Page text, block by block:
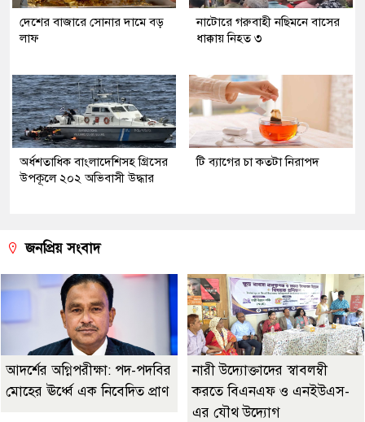
দেশের বাজারে সোনার দামে বড়
লাফ
নাটোরে গরুবাহী নছিমনে বাসের
ধাক্কায় নিহত ৩
অর্ধশতাধিক বাংলাদেশিসহ গ্রিসের
উপকূলে ২০২ অভিবাসী উদ্ধার
টি ব্যাগের চা কতটা নিরাপদ
জনপ্রিয় সংবাদ
আদর্শের অগ্নিপরীক্ষা: পদ-পদবির
মোহের ঊর্ধ্বে এক নিবেদিত প্রাণ
নারী উদ্যোক্তাদের স্বাবলম্বী
করতে বিএনএফ ও এনইউএস-
এর যৌথ উদ্যোগ